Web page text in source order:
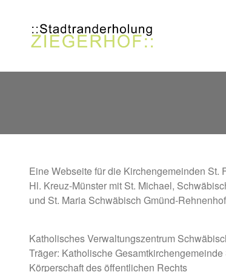
Eine Webseite für die Kirchengemeinden St.
Hl. Kreuz-Münster mit St. Michael,
und St. Maria Schwäbisch Gmünd-
Katholisches Verwaltungszentrum
Träger: Katholische
Körperschaft des öffentlichen Rechts